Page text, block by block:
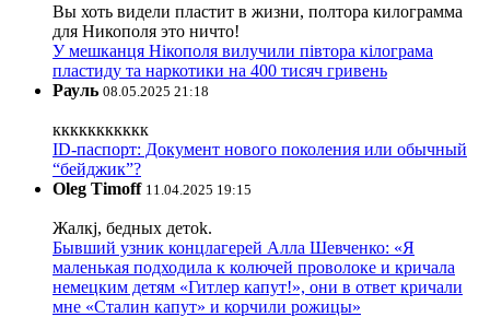
Вы хоть видели пластит в жизни, полтора килограмма
для Никополя это ничто!
У мешканця Нікополя вилучили півтора кілограма
пластиду та наркотики на 400 тисяч гривень
Рауль 08.05.2025 21:18
ккккккккккк
ID-паспорт: Документ нового поколения или обычный
“бейджик”?
Oleg Timoff 11.04.2025 19:15
Жалкj, бедных детok.
Бывший узник концлагерей Алла Шевченко: «Я
маленькая подходила к колючей проволоке и кричала
немецким детям «Гитлер капут!», они в ответ кричали
мне «Сталин капут» и корчили рожицы»